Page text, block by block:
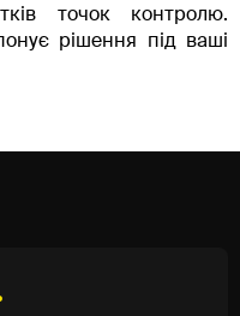
точок контролю.
рішення під ваші
охорона
проникнення - група